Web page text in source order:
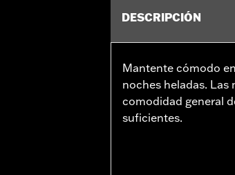
DESCRIPCIÓN
Mantente cómodo
noches heladas. Las
comodidad general
suficientes.